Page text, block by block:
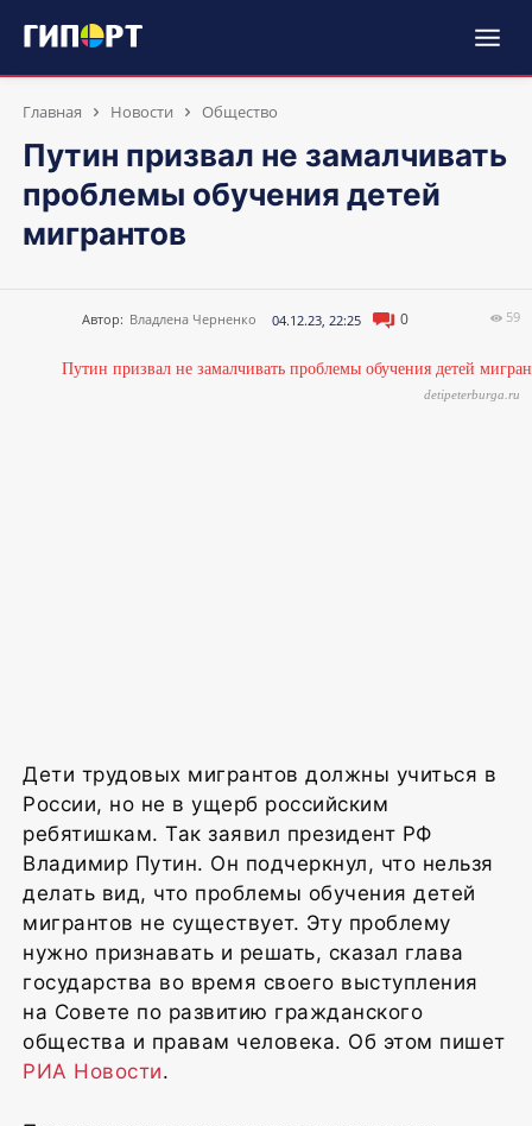
Главная Новости Общество
Путин призвал не замалчивать
проблемы обучения детей
мигрантов
Автор: Владлена Черненко 04.12.23, 22:25 0 59
detipeterburga.ru
Дети трудовых мигрантов должны учиться в
России, но не в ущерб российским
ребятишкам. Так заявил президент РФ
Владимир Путин. Он подчеркнул, что нельзя
делать вид, что проблемы обучения детей
мигрантов не существует. Эту проблему
нужно признавать и решать, сказал глава
государства во время своего выступления
на Совете по развитию гражданского
общества и правам человека. Об этом пишет
РИА Новости.